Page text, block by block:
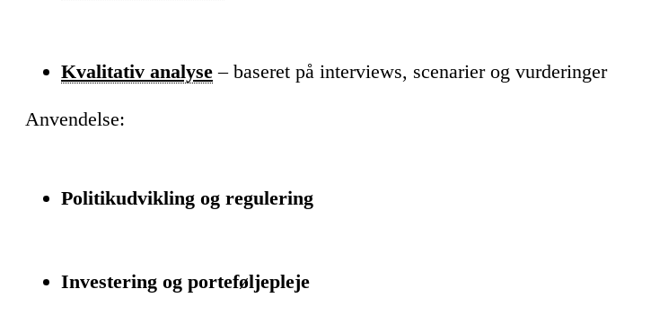
Kvalitativ analyse – baseret på interviews, scenarier og vurderinger
Anvendelse:
Politikudvikling og regulering
Investering og porteføljepleje